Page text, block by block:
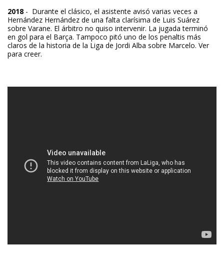
2018 - Durante el clásico, el asistente avisó varias veces a
Hernández Hernández de una falta clarísima de Luis Suárez
sobre Varane. El árbitro no quiso intervenir. La jugada terminó
en gol para el Barça. Tampoco pitó uno de los penaltis más
claros de la historia de la Liga de Jordi Alba sobre Marcelo. Ver
para creer.